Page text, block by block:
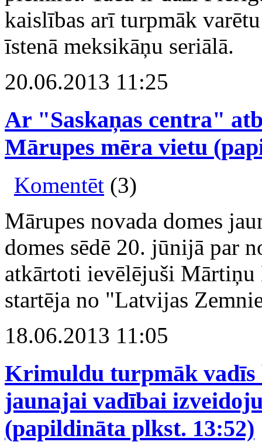
kaislības arī turpmāk
īstenā meksikāņu seriālā.
20.06.2013 11:25
Ar "Saskaņas centra"
Mārupes mēra vietu
Komentēt (3)
Mārupes novada domes
domes sēdē 20. jūnijā par
atkārtoti ievēlējuši Mārtiņu
startēja no "Latvijas
18.06.2013 11:05
Krimuldu turpmāk vadīs
jaunajai vadībai
(papildināta plkst. 13:52)